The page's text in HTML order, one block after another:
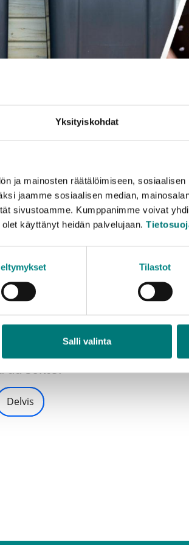
Yksityiskohdat
ja mainosten räätälöimiseen,
jaamme sosiaalisen median,
sivustoamme. Kumppanimme voivat
käyttänyt heidän palvelujaan.
Tilastot
Salli valinta
och
avfallshanteringens miljöpåverkan,
avfall uppstår. Vi deltar i
andra aktörer på vårt
hittar du information om några av
av blandavfallets
flerfackstjänst
du sökte?
Delvis